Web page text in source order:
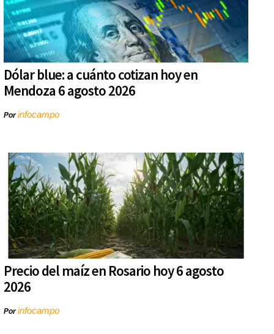
Dólar blue: a cuánto cotizan hoy en
Mendoza 6 agosto 2026
Porinfocampo
Precio del maíz en Rosario hoy 6 agosto
2026
Porinfocampo